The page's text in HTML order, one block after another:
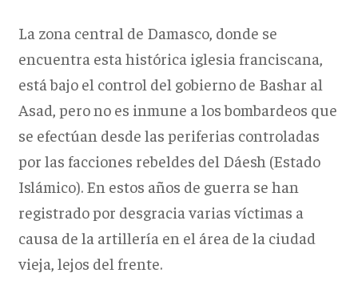
La zona central de Damasco, donde se
encuentra esta histórica iglesia franciscana,
está bajo el control del gobierno de Bashar al
Asad, pero no es inmune a los bombardeos que
se efectúan desde las periferias controladas
por las facciones rebeldes del Dáesh (Estado
Islámico). En estos años de guerra se han
registrado por desgracia varias víctimas a
causa de la artillería en el área de la ciudad
vieja, lejos del frente.